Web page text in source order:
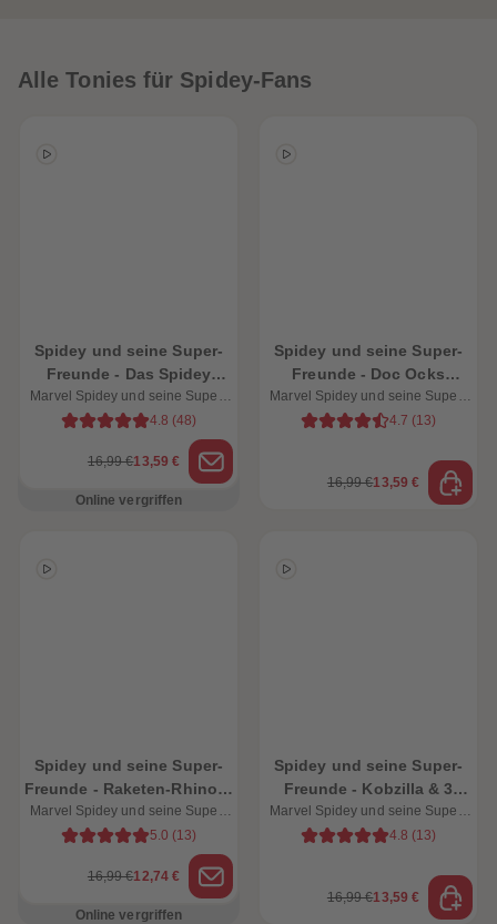
Alle Tonies für Spidey-Fans
Spidey und seine Super-
Freunde - Das Spidey
Team & 3 weitere
spannende Abenteuer
Marvel Spidey und seine Super-
Freunde4.8 (48)
16,99 €13,59 €
Online vergriffen
Spidey und seine Super-
Freunde - Doc Ocks
Superoktopus & 3 weitere
spannende Abenteuer
Marvel Spidey und seine Super-
Freunde4.7 (13)
16,99 €13,59 €
Spidey und seine Super-
Freunde - Raketen-Rhino &
3 weitere spannende
Abenteuer
Marvel Spidey und seine Super-
Freunde5.0 (13)
16,99 €12,74 €
Online vergriffen
Spidey und seine Super-
Freunde - Kobzilla & 3
weitere spannende
Abenteuer
Marvel Spidey und seine Super-
Freunde4.8 (13)
16,99 €13,59 €